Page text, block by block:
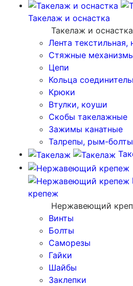
Такелаж и оснастка
Такелаж и оснастка
Лента текстильная,
Стяжные
Цепи
Кольца
Крюки
Втулки, коуши
Скобы такелажные
Зажимы канатные
Талрепы, рым-болты
крепеж
Нержавеющий
Винты
Болты
Саморезы
Гайки
Шайбы
Заклепки